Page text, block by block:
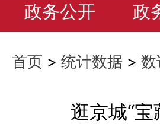
政务公开 政
首页 > 统计数据 > 数
逛京城“